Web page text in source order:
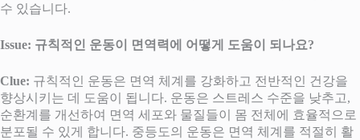
수 있습니다.
Issue: 규칙적인 운동이 면역력에 어떻게 도움이 되나요?
Clue: 규칙적인 운동은 면역 체계를 강화하고 전반적인 건강을
향상시키는 데 도움이 됩니다. 운동은 스트레스 수준을 낮추고,
순환계를 개선하여 면역 세포와 물질들이 몸 전체에 효율적으로
분포될 수 있게 합니다. 중등도의 운동은 면역 체계를 적절히 활